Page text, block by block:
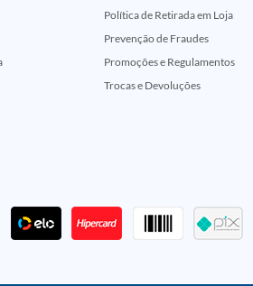
Política de Retirada em Loja
Prevenção de Fraudes
Promoções e Regulamentos
Trocas e Devoluções